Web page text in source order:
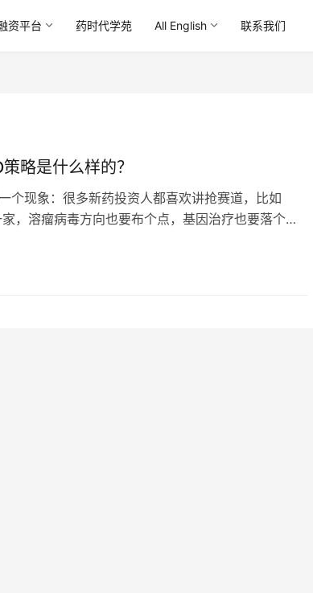
资平台 药时代学苑 All English 联系我们
略是什么样的？
个现象：很多新药投资人都喜欢讲抢赛道，比如
，溶瘤病毒方向也要布个点，基因治疗也要落个棋